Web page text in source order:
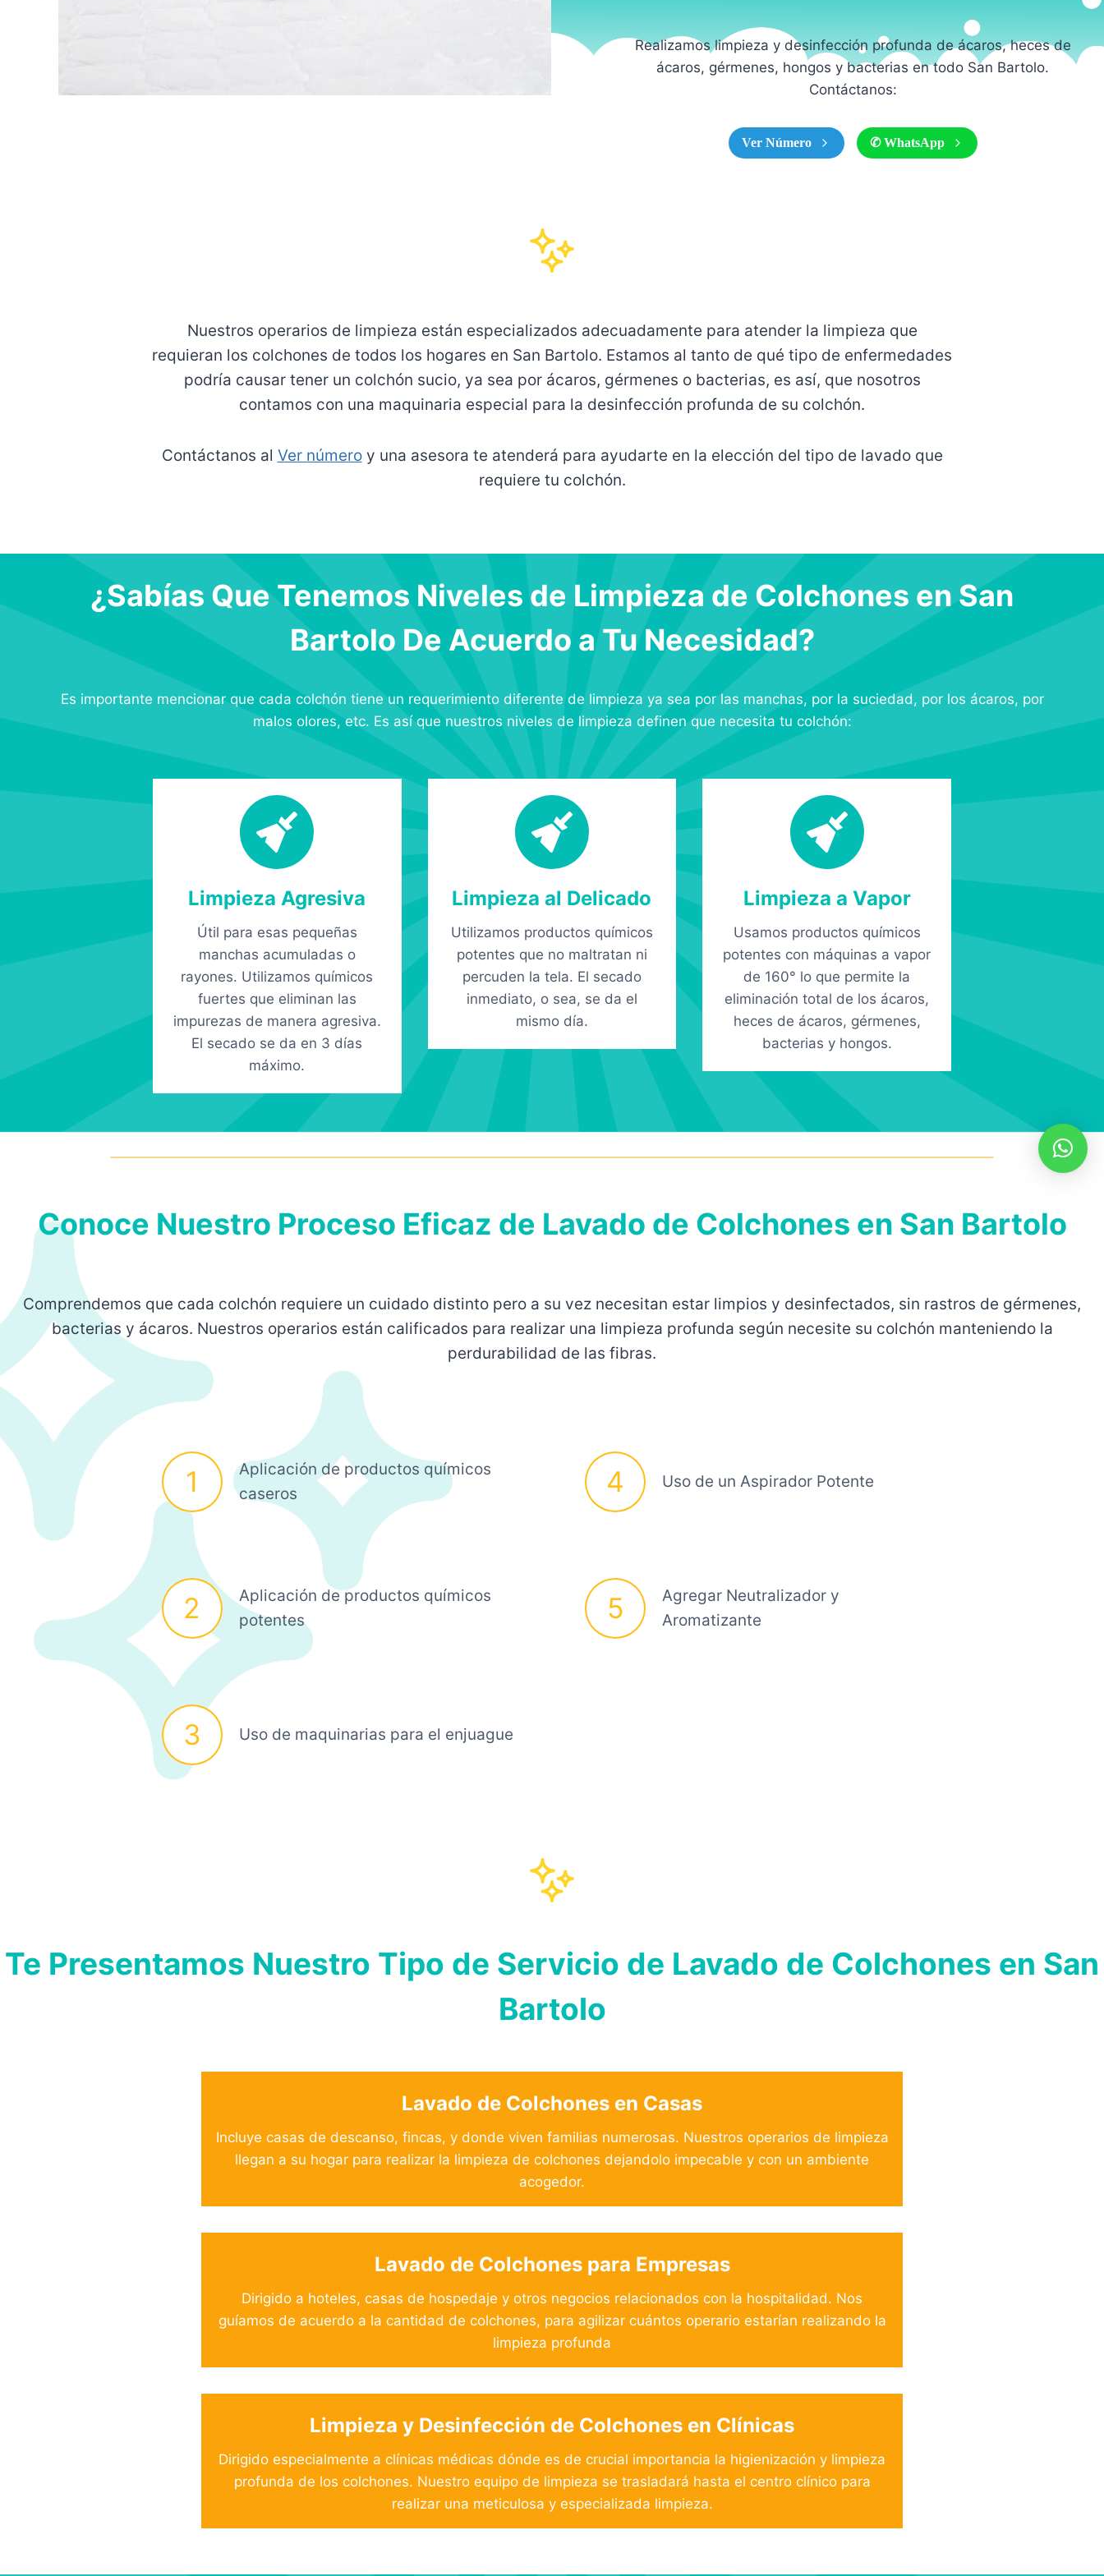
Realizamos limpieza y desinfección profunda de ácaros, heces de
ácaros, gérmenes, hongos y bacterias en todo San Bartolo.
Contáctanos:
Ver Número ✆ WhatsApp
Nuestros operarios de limpieza están especializados adecuadamente para atender la limpieza que
requieran los colchones de todos los hogares en San Bartolo. Estamos al tanto de qué tipo de enfermedades
podría causar tener un colchón sucio, ya sea por ácaros, gérmenes o bacterias, es así, que nosotros
contamos con una maquinaria especial para la desinfección profunda de su colchón.
Contáctanos al Ver númeroy una asesora te atenderá para ayudarte en la elección del tipo de lavado que
requiere tu colchón.
¿Sabías Que Tenemos Niveles de Limpieza de Colchones en San
Bartolo De Acuerdo a Tu Necesidad?
Es importante mencionar que cada colchón tiene un requerimiento diferente de limpieza ya sea por las manchas, por la suciedad, por los ácaros, por
malos olores, etc. Es así que nuestros niveles de limpieza definen que necesita tu colchón:
Limpieza Agresiva
Útil para esas pequeñas
manchas acumuladas o
rayones. Utilizamos químicos
fuertes que eliminan las
impurezas de manera agresiva.
El secado se da en 3 días
máximo.
Limpieza al Delicado
Utilizamos productos químicos
potentes que no maltratan ni
percuden la tela. El secado
inmediato, o sea, se da el
mismo día.
Limpieza a Vapor
Usamos productos químicos
potentes con máquinas a vapor
de 160° lo que permite la
eliminación total de los ácaros,
heces de ácaros, gérmenes,
bacterias y hongos.
Conoce Nuestro Proceso Eficaz de Lavado de Colchones en San Bartolo
Comprendemos que cada colchón requiere un cuidado distinto pero a su vez necesitan estar limpios y desinfectados, sin rastros de gérmenes,
bacterias y ácaros. Nuestros operarios están calificados para realizar una limpieza profunda según necesite su colchón manteniendo la
perdurabilidad de las fibras.
1
Aplicación de productos químicos
caseros
2
Aplicación de productos químicos
potentes
3 Uso de maquinarias para el enjuague
4 Uso de un Aspirador Potente
5
Agregar Neutralizador y
Aromatizante
Te Presentamos Nuestro Tipo de Servicio de Lavado de Colchones en San
Bartolo
Lavado de Colchones en Casas
Incluye casas de descanso, fincas, y donde viven familias numerosas. Nuestros operarios de limpieza
llegan a su hogar para realizar la limpieza de colchones dejandolo impecable y con un ambiente
acogedor.
Lavado de Colchones para Empresas
Dirigido a hoteles, casas de hospedaje y otros negocios relacionados con la hospitalidad. Nos
guíamos de acuerdo a la cantidad de colchones, para agilizar cuántos operario estarían realizando la
limpieza profunda
Limpieza y Desinfección de Colchones en Clínicas
Dirigido especialmente a clínicas médicas dónde es de crucial importancia la higienización y limpieza
profunda de los colchones. Nuestro equipo de limpieza se trasladará hasta el centro clínico para
realizar una meticulosa y especializada limpieza.